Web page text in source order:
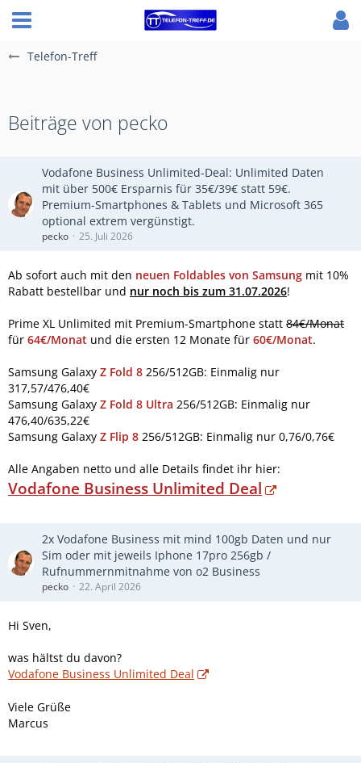
Telefon-Treff
Beiträge von pecko
Vodafone Business Unlimited-Deal: Unlimited Daten
mit über 500€ Ersparnis für 35€/39€ statt 59€.
Premium-Smartphones & Tablets und Microsoft 365
optional extrem vergünstigt.
pecko 25. Juli 2026
Ab sofort auch mit den neuen Foldables von Samsung mit 10%
Rabatt bestellbar und nur noch bis zum 31.07.2026!
Prime XL Unlimited mit Premium-Smartphone statt 84€/Monat
für 64€/Monat und die ersten 12 Monate für 60€/Monat.
Samsung Galaxy Z Fold 8 256/512GB: Einmalig nur
317,57/476,40€
Samsung Galaxy Z Fold 8 Ultra 256/512GB: Einmalig nur
476,40/635,22€
Samsung Galaxy Z Flip 8 256/512GB: Einmalig nur 0,76/0,76€
Alle Angaben netto und alle Details findet ihr hier:
Vodafone Business Unlimited Deal
2x Vodafone Business mit mind 100gb Daten und nur
Sim oder mit jeweils Iphone 17pro 256gb /
Rufnummernmitnahme von o2 Business
pecko 22. April 2026
Hi Sven,
was hältst du davon?
Vodafone Business Unlimited Deal
Viele Grüße
Marcus